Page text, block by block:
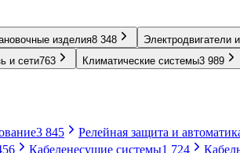
изделия8 348 Электродвигатели
и сети763 Климатические системы3 989
3 845 Релейная защита и
Кабеленесущие системы1 724